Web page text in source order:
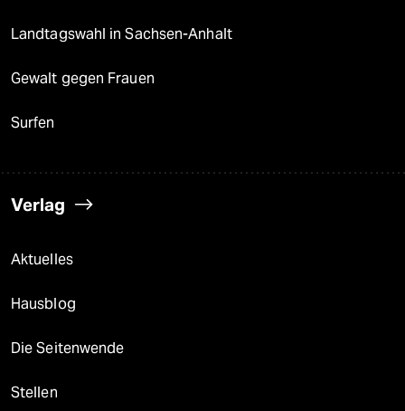
Landtagswahl in Sachsen-Anhalt
Gewalt gegen Frauen
Surfen
Verlag
Aktuelles
Hausblog
Die Seitenwende
Stellen